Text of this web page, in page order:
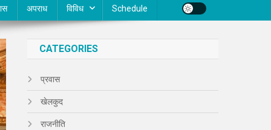
अपराध विविध Schedule
CATEGORIES
प्रवास
खेलकुद
राजनीति